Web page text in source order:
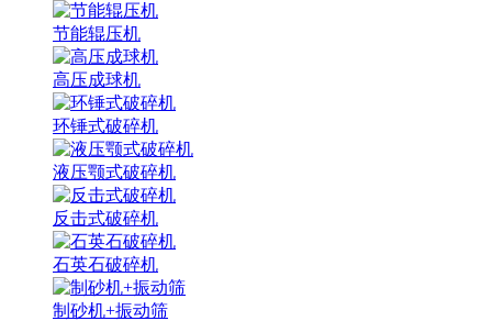
节能辊压机
高压成球机
环锤式破碎机
液压颚式破碎机
反击式破碎机
石英石破碎机
制砂机+振动筛